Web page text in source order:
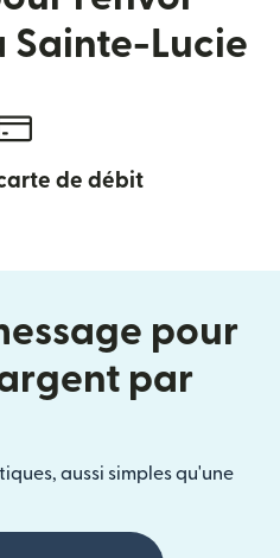
Sainte-Lucie
de débit
pour
par
aussi simples qu'une